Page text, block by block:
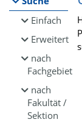
Einfach
Erweitert
nach
Fachgebiet
nach
Fakultät /
Sektion